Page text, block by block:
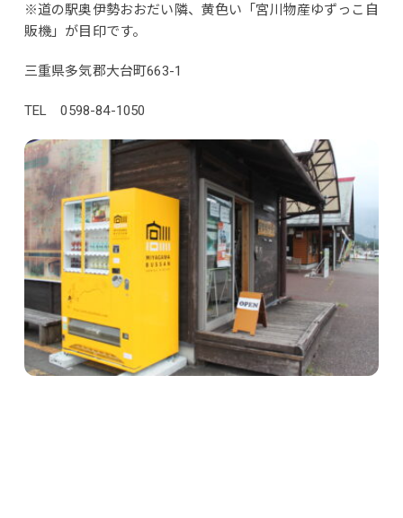
※道の駅奥伊勢おおだい隣、黄色い「宮川物産ゆずっこ自
販機」が目印です。
三重県多気郡大台町663-1
TEL 0598-84-1050